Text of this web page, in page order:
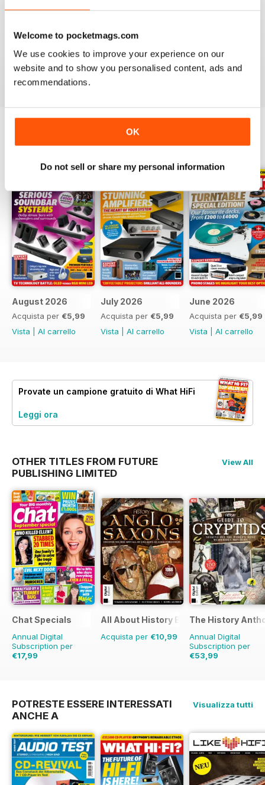
Welcome to pocketmags.com
We use cookies to improve your experience on our
website and to show you personalised content, ads and
recommendations.
OK
Do not sell or share my personal information
home entertainment with a monthly digital version of
- download the latest magazine to your device and
enjoy immediately today!
EDIZIONI INDIETRO Visualizza tutti
August 2026
Acquista per €5,99
Vista
Al carrello
July 2026
Acquista per €5,99
Vista
Al carrello
June 2026
Acquista per €5,99
Vista
Al carrello
Provate un campione gratuito di What HiFi
Leggi ora
OTHER TITLES FROM FUTURE
PUBLISHING LIMITED
View All
Chat Specials
Annual Digital
Subscription per
€17,99
All About History Book of Anglo
Acquista per €10,99
The History
Annual Digital
Subscription per
€53,99
POTRESTE ESSERE INTERESSATI
ANCHE A
Visualizza tutti